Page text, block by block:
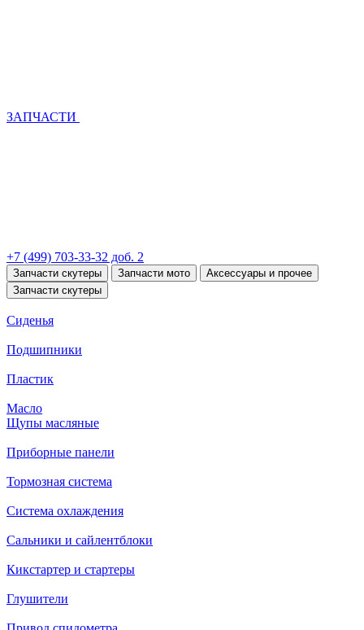
ЗАПЧАСТИ
+7 (499) 703-33-32 доб. 2
Запчасти скутеры Запчасти мото
Аксессуары и прочее
Запчасти скутеры
Сиденья
Подшипники
Пластик
Масло
Щупы масляные
Приборные панели
Тормозная система
Система охлаждения
Сальники и сайлентблоки
Кикстартер и стартеры
Глушители